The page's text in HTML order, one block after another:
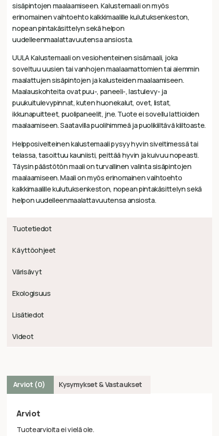
sisäpintojen maalaamiseen. Kalustemaali on myös
erinomainen vaihtoehto kalkkimaalille kulutuksenkeston,
nopean pintakäsittelyn sekä helpon
uudelleenmaalattavuutensa ansiosta.
UULA Kalustemaali on vesiohenteinen sisämaali, joka
soveltuu uusien tai vanhojen maalaamattomien tai aiemmin
maalattujen sisäpintojen ja kalusteiden maalaamiseen.
Maalauskohteita ovat puu-, paneeli-, lastulevy- ja
puukuitulevypinnat, kuten huonekalut, ovet, listat,
ikkunapuitteet, puolipaneelit, jne. Tuote ei sovellu lattioiden
maalaamiseen. Saatavilla puolihimmeä ja puolikiiltävä kiiltoaste.
Helpposivelteinen kalustemaali pysyy hyvin siveltimessä tai
telassa, tasoittuu kauniisti, peittää hyvin ja kuivuu nopeasti.
Täysin päästötön maali on turvallinen valinta sisäpintojen
maalaamiseen. Maali on myös erinomainen vaihtoehto
kalkkimaalille kulutuksenkeston, nopean pintakäsittelyn sekä
helpon uudelleenmaalattavuutensa ansiosta.
Tuotetiedot
Käyttöohjeet
Värisävyt
Ekologisuus
Lisätiedot
Videot
Arviot (0) Kysymykset & Vastaukset
Arviot
Tuotearvioita ei vielä ole.